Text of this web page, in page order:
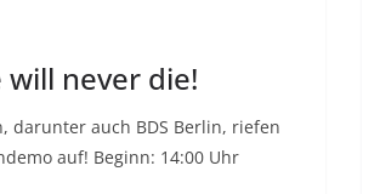
never die!
darunter auch BDS Berlin, riefen
auf! Beginn: 14:00 Uhr